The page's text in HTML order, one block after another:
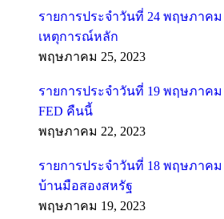
รายการประจำวันที่ 24 พฤษภาคม
เหตุการณ์หลัก
พฤษภาคม 25, 2023
รายการประจำวันที่ 19 พฤษภาคม
FED คืนนี้
พฤษภาคม 22, 2023
รายการประจำวันที่ 18 พฤษภาคม
บ้านมือสองสหรัฐ
พฤษภาคม 19, 2023